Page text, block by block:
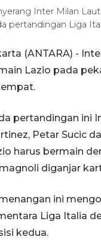
Inter Milan
pertandingan Liga
(ANTARA) -
Lazio pada
pertandingan ini
Petar Sucic
harus bermain
diganjar
ini
Liga Italia
kedua.